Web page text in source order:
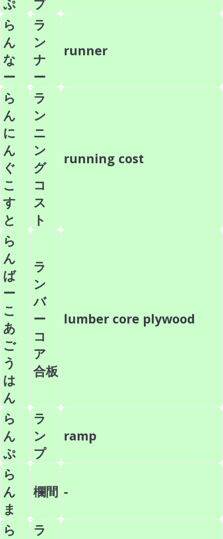
ぷ
プ
ら
ん
な
ー
ラ
ン
ナ
ー
runner
ら
ん
に
ん
ぐ
こ
す
と
ラ
ン
ニ
ン
グ
コ
ス
ト
running cost
ら
ん
ば
ー
こ
あ
ご
う
は
ん
ラ
ン
バ
ー
コ
ア
合板
lumber core plywood
ら
ん
ぷ
ラ
ン
プ
ramp
ら
ん
ま
欄間 -
ら
ラ